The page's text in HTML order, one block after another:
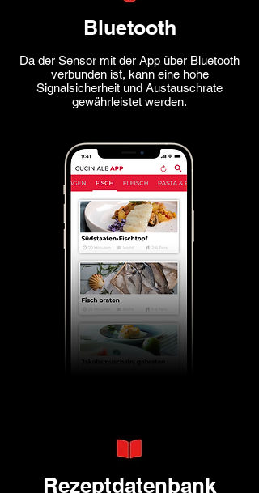
Bluetooth
Da der Sensor mit der App über Bluetooth
verbunden ist, kann eine hohe
Signalsicherheit und Austauschrate
gewährleistet werden.
Rezeptdatenbank